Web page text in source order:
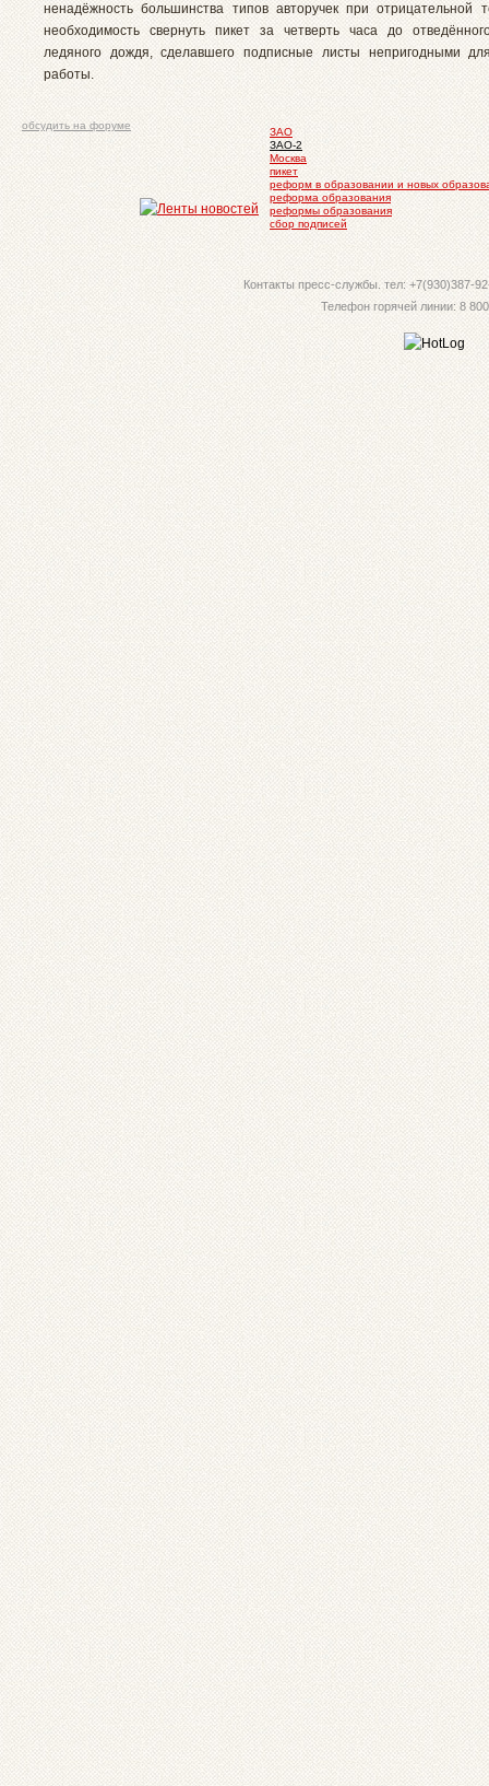
ненадёжность большинства типов авторучек при отрицательной
необходимость свернуть пикет за четверть часа до
ледяного дождя, сделавшего подписные листы непригодными
работы.
ЗАО
ЗАО-2
Москва
пикет
реформ в образовании и новых
реформа образования
реформы образования
сбор подписей
обсудить на форуме
Контакты пресс-службы. тел: +7(930)387-
Телефон горячей линии: 8